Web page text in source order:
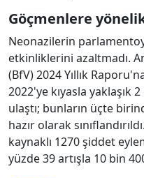
Göçmenlere
Neonazilerin
etkinliklerini azaltmadı.
(BfV) 2024 Yıllık
2022'ye kıyasla yaklaşık
ulaştı; bunların üçte
hazır olarak
kaynaklı 1270 şiddet
yüzde 39 artışla 10 bin